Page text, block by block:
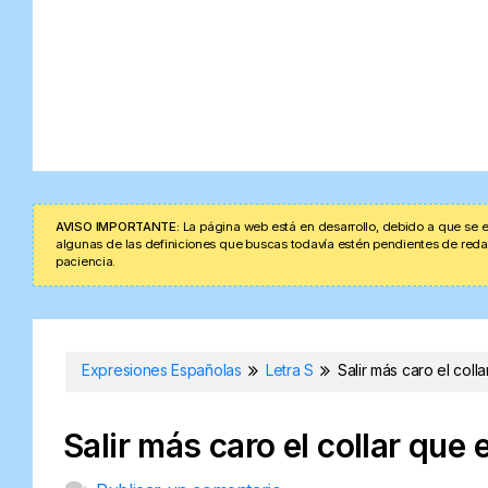
AVISO IMPORTANTE: La página web está en desarrollo, debido a que
algunas de las definiciones que buscas todavía estén pendientes de
paciencia.
Expresiones Españolas Letra S Salir más caro el
Salir más caro el collar que